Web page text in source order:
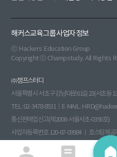
해커스교육그룹 사업자 정보
ⓒ Hackers Education Group
Copyright ⓒ Champstudy. All Rights
㈜챔프스터디
서울특별시 서초구 강남대로61길 23(서초동
TEL : 02-3478-8531ㅣE-MAIL :
통신판매업신고(제2008-서울서초-0396호)
사업자등록번호 120-87-09984 ㅣ 호스팅제공
원격평생교육시설신고(제 원 - 140호) 부가통